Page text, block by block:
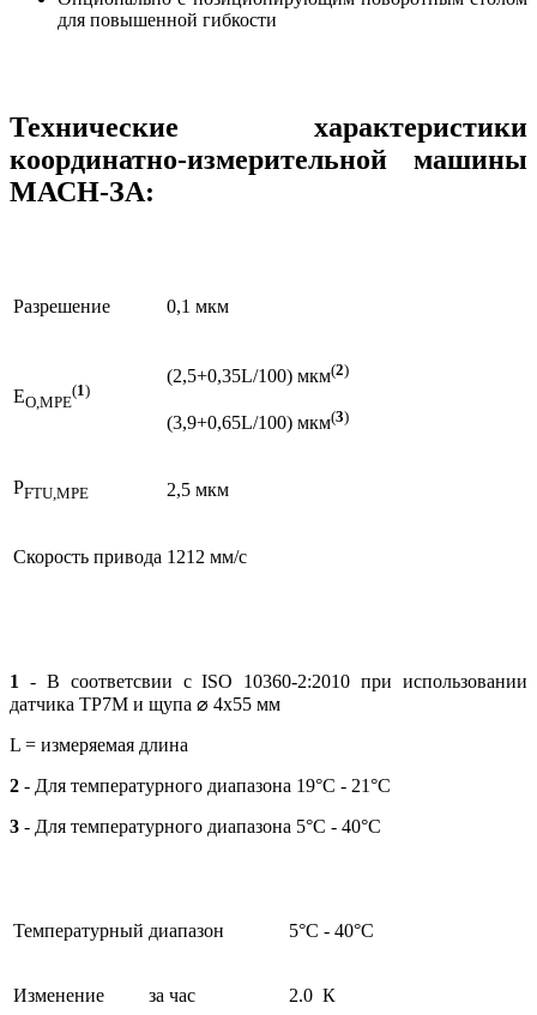
для повышенной гибкости
Технические характеристики
координатно-измерительной машины
МАСН-ЗА:
Разрешение 0,1 мкм
ЕO,MPE
(1)
(2,5+0,35L/100) мкм(2)
(3,9+0,65L/100) мкм(3)
PFTU,MPE 2,5 мкм
Скорость привода 1212 мм/с
1
- В соответсвии с ISO 10360-2:2010 при использовании
датчика TP7M и щупа ⌀ 4х55 мм
L = измеряемая длина
2 - Для температурного диапазона 19°C - 21°C
3 - Для температурного диапазона 5°C - 40°C
Температурный диапазон 5°C - 40°C
Изменение
за час
2.0 К